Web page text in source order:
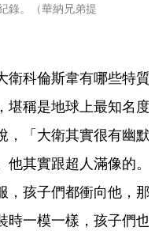
錄。（華納兄弟提
衛科倫斯韋有哪些特質
堪稱是地球上最知名度
，「大衛其實很有幽默
他其實跟超人滿像的。
，孩子們都衝向他，那
時一模一樣，孩子們也